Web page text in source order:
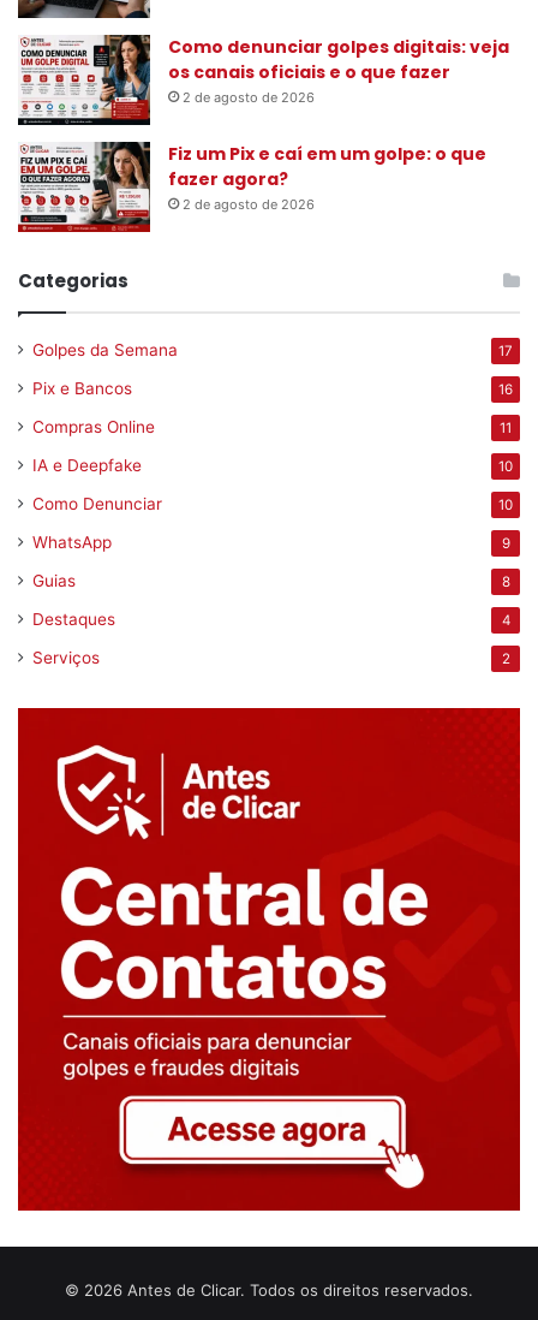
Como denunciar golpes digitais: veja
os canais oficiais e o que fazer
2 de agosto de 2026
Fiz um Pix e caí em um golpe: o que
fazer agora?
2 de agosto de 2026
Categorias
Golpes da Semana 17
Pix e Bancos 16
Compras Online 11
IA e Deepfake 10
Como Denunciar 10
WhatsApp 9
Guias 8
Destaques 4
Serviços 2
© 2026 Antes de Clicar. Todos os direitos reservados.